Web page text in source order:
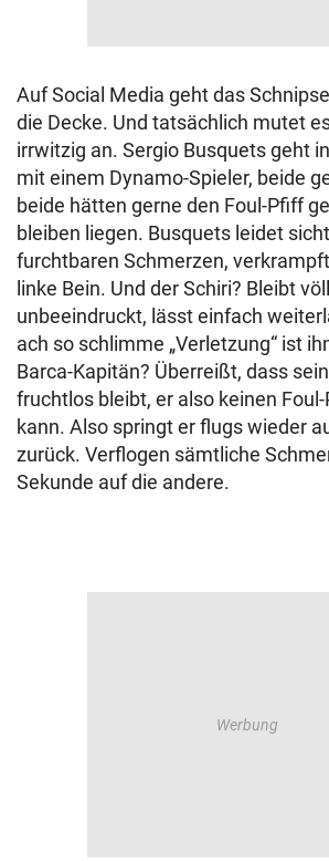
Auf Social Media geht das
die Decke. Und tatsächlich mutet
irrwitzig an. Sergio Busquets geht
mit einem Dynamo-Spieler, beide
beide hätten gerne den Foul-Pfiff
bleiben liegen. Busquets leidet
furchtbaren Schmerzen,
linke Bein. Und der Schiri? Bleibt
unbeeindruckt, lässt einfach
ach so schlimme „Verletzung“ ist
Barca-Kapitän? Überreißt, dass
fruchtlos bleibt, er also keinen
kann. Also springt er flugs wieder
zurück. Verflogen sämtliche
Sekunde auf die andere.